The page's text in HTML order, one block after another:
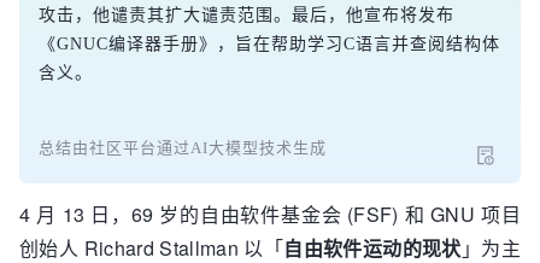
攻击，他谴责其扩大谴责范围。最后，他宣布将发布
《GNUC编译器手册》，旨在帮助学习C语言并查阅结构体
含义。
总结由社区平台通过AI大模型技术生成
4 月 13 日，69 岁的自由软件基金会 (FSF) 和 GNU 项目
创始人 Richard Stallman 以「自由软件运动的现状 」为主